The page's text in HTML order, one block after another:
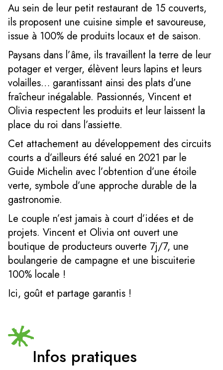
Au sein de leur petit restaurant de 15 couverts,
ils proposent une cuisine simple et savoureuse,
issue à 100% de produits locaux et de saison.
Paysans dans l’âme, ils travaillent la terre de leur
potager et verger, élèvent leurs lapins et leurs
volailles… garantissant ainsi des plats d’une
fraîcheur inégalable. Passionnés, Vincent et
Olivia respectent les produits et leur laissent la
place du roi dans l’assiette.
Cet attachement au développement des circuits
courts a d’ailleurs été salué en 2021 par le
Guide Michelin avec l’obtention d’une étoile
verte, symbole d’une approche durable de la
gastronomie.
Le couple n’est jamais à court d’idées et de
projets. Vincent et Olivia ont ouvert une
boutique de producteurs ouverte 7j/7, une
boulangerie de campagne et une biscuiterie
100% locale !
Ici, goût et partage garantis !
Infos pratiques